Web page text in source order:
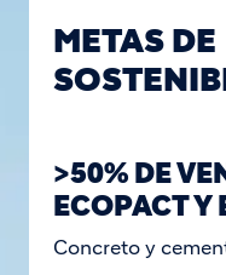
METAS DE
>50% DE
ECOPACT Y
Concreto y